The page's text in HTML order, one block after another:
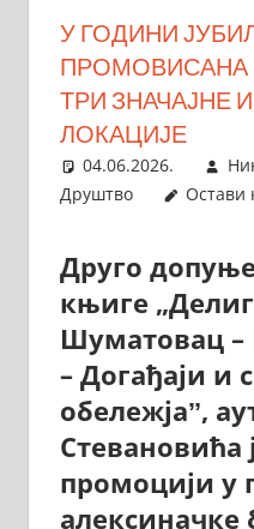
У ГОДИНИ
ПРОМОВИСАНА
ТРИ ЗНАЧАЈНЕ
ЛОКАЦИЈЕ
04.06.2026.
Друштво
Остави
Друго
књиге
Шуматовац
– Догађаји и
обележјаˮ,
Стевановића
промоцији у
алексиначке